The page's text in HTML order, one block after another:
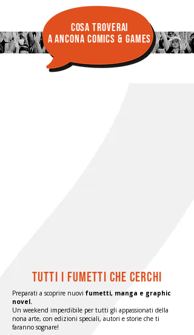
cosa troverai
a ancona comics & Games
TUTTI I FUMETTI CHE CERCHI
Preparati a scoprire nuovi fumetti, manga e graphic
novel.
Un weekend imperdibile per tutti gli appassionati della
nona arte, con edizioni speciali, autori e storie che ti
faranno sognare!